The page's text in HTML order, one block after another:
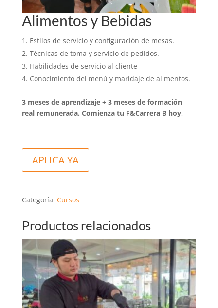
Alimentos y Bebidas
Estilos de servicio y configuración de mesas.
Técnicas de toma y servicio de pedidos.
Habilidades de servicio al cliente
Conocimiento del menú y maridaje de alimentos.
3 meses de aprendizaje + 3 meses de formación
real remunerada. Comienza tu F&Carrera B hoy.
APLICA YA
t
i
v
e
:
Categoría: Cursos
Productos relacionados